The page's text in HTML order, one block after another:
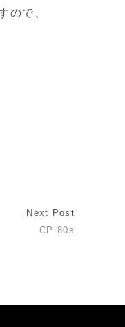
ので、
Next Post
CP 80s